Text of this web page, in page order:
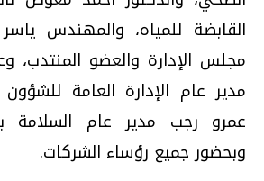
القابضة للمياه، والمهندس
مجلس الإدارة والعضو المنتدب،
مدير عام الإدارة العامة للشؤون
عمرو رجب مدير عام السلامة
وبحضور جميع رؤساء الشركات.